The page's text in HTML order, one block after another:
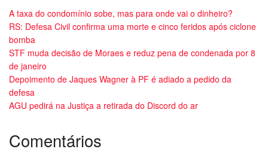
A taxa do condomínio sobe, mas para onde vai o dinheiro?
RS: Defesa Civil confirma uma morte e cinco feridos após ciclone
bomba
STF muda decisão de Moraes e reduz pena de condenada por 8
de janeiro
Depoimento de Jaques Wagner à PF é adiado a pedido da
defesa
AGU pedirá na Justiça a retirada do Discord do ar
Comentários